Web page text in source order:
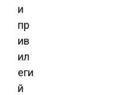
и
пр
ив
ил
еги
й